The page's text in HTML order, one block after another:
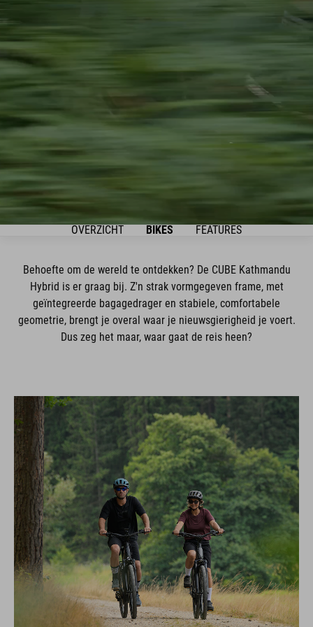
OVERZICHT BIKES FEATURES
Behoefte om de wereld te ontdekken? De CUBE Kathmandu
Hybrid is er graag bij. Z'n strak vormgegeven frame, met
geïntegreerde bagagedrager en stabiele, comfortabele
geometrie, brengt je overal waar je nieuwsgierigheid je voert.
Dus zeg het maar, waar gaat de reis heen?